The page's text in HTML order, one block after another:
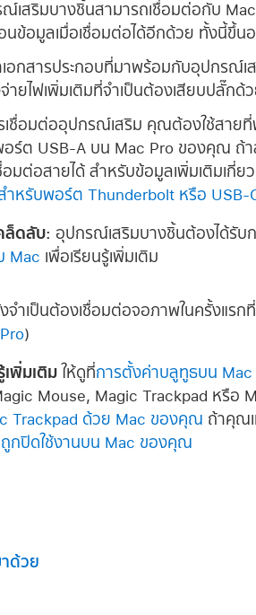
เสริมบางชิ้นสามารถเชื่อมต่อกับ
นข้อมูลเมื่อเชื่อมต่อได้อีกด้วย ทั้งนี้ขึ้
อกสารประกอบที่มาพร้อมกับอุปกรณ์
ายไฟเพิ่มเติมที่จำเป็นต้องเสียบปลั๊กด้
รเชื่อมต่ออุปกรณ์เสริม คุณต้องใช้สา
ร์ต USB-A บน Mac Pro ของคุณ ถ้
อมต่อสายได้ สำหรับข้อมูลเพิ่มเติมเกี่ย
ำหรับพอร์ต Thunderbolt หรือ
ล็ดลับ: อุปกรณ์เสริมบางชิ้นต้องได้รับ
Mac เพื่อเรียนรู้เพิ่มเติม
ำเป็นต้องเชื่อมต่อจอภาพในครั้งแรก
)
เพิ่มเติม ให้ดูที่การตั้งค่าบลูทูธบน Mac
Mouse, Magic Trackpad หรือ
Trackpad ด้วย Mac ของคุณ ถ้าคุณ
ถูกปิดใช้งานบน Mac ของคุณ
ด้วย